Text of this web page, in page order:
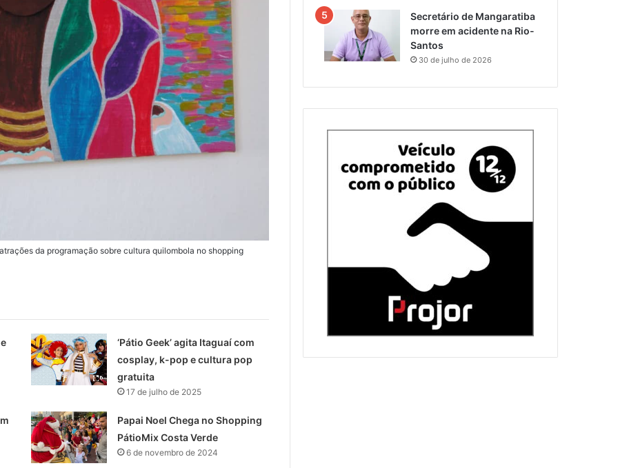
da programação sobre cultura quilombola no shopping
‘Pátio Geek’ agita Itaguaí com
cosplay, k-pop e cultura pop
gratuita
17 de julho de 2025
Papai Noel Chega no Shopping
PátioMix Costa Verde
6 de novembro de 2024
Secretário de Mangaratiba
morre em acidente na Rio-
Santos
30 de julho de 2026